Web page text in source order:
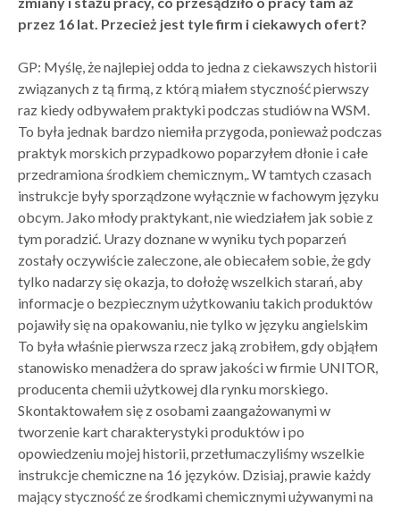
przez 16 lat. Przecież jest tyle firm i ciekawych ofert?
GP: Myślę, że najlepiej odda to jedna z ciekawszych historii
związanych z tą firmą, z którą miałem styczność pierwszy
raz kiedy odbywałem praktyki podczas studiów na WSM.
To była jednak bardzo niemiła przygoda, ponieważ podczas
praktyk morskich przypadkowo poparzyłem dłonie i całe
przedramiona środkiem chemicznym,. W tamtych czasach
instrukcje były sporządzone wyłącznie w fachowym języku
obcym. Jako młody praktykant, nie wiedziałem jak sobie z
tym poradzić. Urazy doznane w wyniku tych poparzeń
zostały oczywiście zaleczone, ale obiecałem sobie, że gdy
tylko nadarzy się okazja, to dołożę wszelkich starań, aby
informacje o bezpiecznym użytkowaniu takich produktów
pojawiły się na opakowaniu, nie tylko w języku angielskim
To była właśnie pierwsza rzecz jaką zrobiłem, gdy objąłem
stanowisko menadżera do spraw jakości w firmie UNITOR,
producenta chemii użytkowej dla rynku morskiego.
Skontaktowałem się z osobami zaangażowanymi w
tworzenie kart charakterystyki produktów i po
opowiedzeniu mojej historii, przetłumaczyliśmy wszelkie
instrukcje chemiczne na 16 języków. Dzisiaj, prawie każdy
mający styczność ze środkami chemicznymi używanymi na